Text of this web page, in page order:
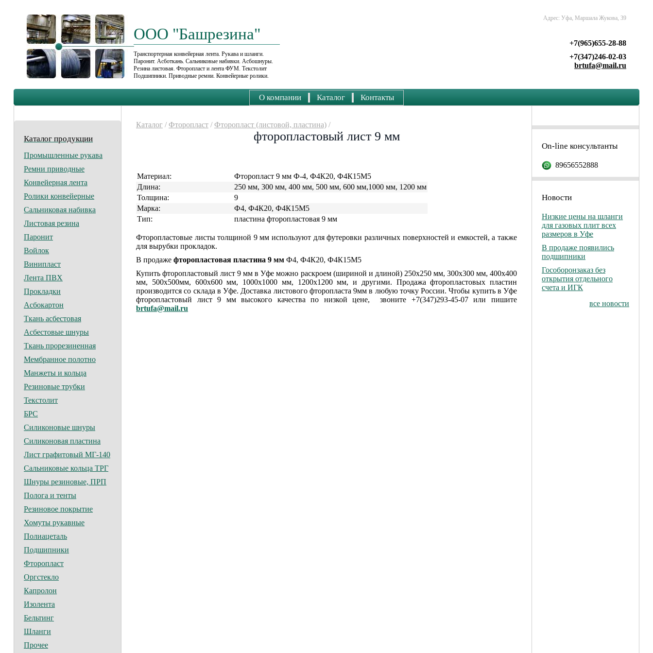
ООО "Башрезина"
Транспортерная конвейерная лента. Рукава и шланги.
Паронит. Асботкань. Сальниковые набивки. Асбошнуры.
Резина листовая. Фторопласт и лента ФУМ. Текстолит
Подшипники. Приводные ремни. Конвейерные ролики.
Адрес: Уфа, Маршала Жукова, 39
+7(965)655-28-88
+7(347)246-02-03
brtufa@mail.ru
О компании Каталог Контакты
Каталог продукции
Промышленные рукава
Ремни приводные
Конвейерная лента
Ролики конвейерные
Сальниковая набивка
Листовая резина
Паронит
Войлок
Винипласт
Лента ПВХ
Прокладки
Асбокартон
Ткань асбестовая
Асбестовые шнуры
Ткань прорезиненная
Мембранное полотно
Манжеты и кольца
Резиновые трубки
Текстолит
БРС
Силиконовые шнуры
Силиконовая пластина
Лист графитовый МГ-140
Сальниковые кольца ТРГ
Шнуры резиновые, ПРП
Полога и тенты
Резиновое покрытие
Хомуты рукавные
Полиацеталь
Подшипники
Фторопласт
Оргстекло
Капролон
Изолента
Бельтинг
Шланги
Прочее
Каталог /Фторопласт /Фторопласт (листовой, пластина) /
фторопластовый лист 9 мм
Материал:
Фторопласт 9 мм Ф-4, Ф4К20, Ф4К15М5
Длина:
250 мм, 300 мм, 400 мм, 500 мм, 600 мм,1000 мм, 1200 мм
Толщина:
9
Марка:
Ф4, Ф4К20, Ф4К15М5
Тип:
пластина фторопластовая 9 мм
Фторопластовые листы толщиной 9 мм используют для футеровки различных поверхностей и емкостей, а также
для вырубки прокладок.
В продаже фторопластовая пластина 9 мм Ф4, Ф4К20, Ф4К15М5
Купить фторопластовый лист 9 мм в Уфе можно раскроем (шириной и длиной) 250х250 мм, 300х300 мм, 400х400
мм, 500х500мм, 600х600 мм, 1000х1000 мм, 1200х1200 мм, и другими. Продажа фторопластовых пластин
производится со склада в Уфе. Доставка листового фторопласта 9мм в любую точку России. Чтобы купить в Уфе
фторопластовый лист 9 мм высокого качества по низкой цене, звоните +7(347)293-45-07 или пишите
brtufa@mail.ru
On-line консультанты
89656552888
Новости
Низкие цены на шланги
для газовых плит всех
размеров в Уфе
В продаже появились
подшипники
Гособоронзаказ без
открытия отдельного
счета и ИГК
все новости